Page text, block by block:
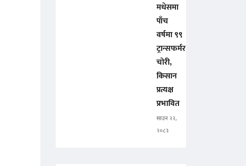
मधेसमा
पाँच
वर्षमा ९९
ट्रान्सफर्मर
चोरी,
किसान
प्रत्यक्ष
प्रभावित
साउन २२,
२०८३